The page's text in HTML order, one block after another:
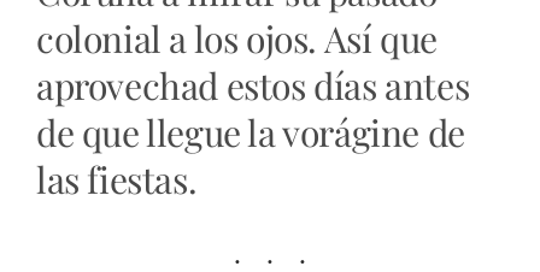
colonial a los ojos. Así que
aprovechad estos días antes
de que llegue la vorágine de
las fiestas.